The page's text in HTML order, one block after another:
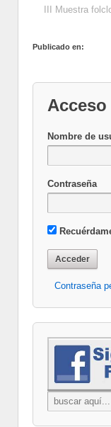
III Muestra
Publicado en:
Acceso
Nombre de
Contraseña
Contraseña